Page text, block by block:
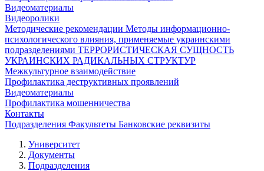
Видеоматериалы
Видеоролики
Методические рекомендации Методы информационно-
психологического влияния, применяемые украинскими
подразделениями ТЕРРОРИСТИЧЕСКАЯ СУЩНОСТЬ
УКРАИНСКИХ РАДИКАЛЬНЫХ СТРУКТУР
Межкультурное взаимодействие
Профилактика деструктивных проявлений
Видеоматериалы
Профилактика мошенничества
Контакты
Подразделения Факультеты Банковские реквизиты
Университет
Документы
Подразделения